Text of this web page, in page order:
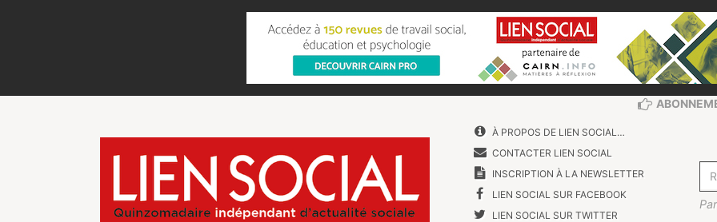
À PROPOS DE LIEN SOCIAL…
CONTACTER LIEN SOCIAL
INSCRIPTION À LA NEWSLETTER
LIEN SOCIAL SUR FACEBOOK
LIEN SOCIAL SUR TWITTER